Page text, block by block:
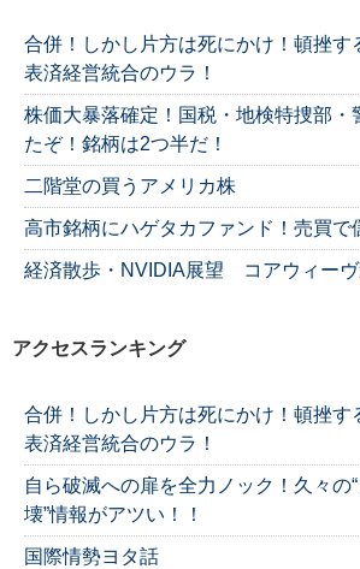
合併！しかし片方は死にかけ！頓挫す
表済経営統合のウラ！
株価大暴落確定！国税・地検特捜部・
たぞ！銘柄は2つ半だ！
二階堂の買うアメリカ株
高市銘柄にハゲタカファンド！売買で
経済散歩・NVIDIA展望 コアウィー
アクセスランキング
合併！しかし片方は死にかけ！頓挫す
表済経営統合のウラ！
自ら破滅への扉を全力ノック！久々の
壊”情報がアツい！！
国際情勢ヨタ話